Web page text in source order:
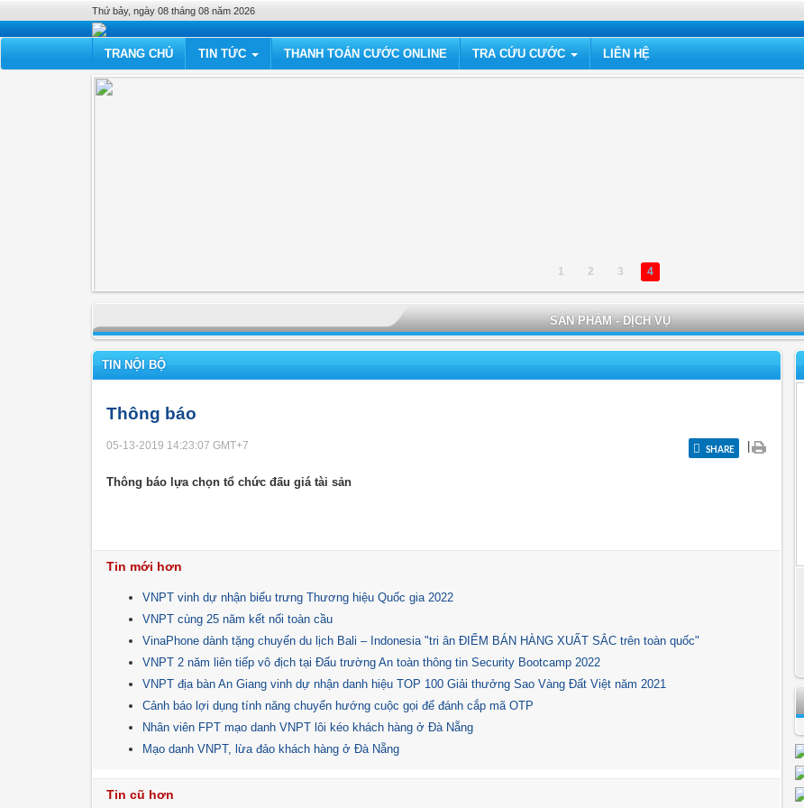
Thứ bảy, ngày 08 tháng 08 năm 2026
TRANG CHỦ TIN TỨC THANH TOÁN CƯỚC ONLINE TRA CỨU CƯỚC LIÊN HỆ
1 2 3 4
SẢN PHẨM - DỊCH VỤ
TIN NỘI BỘ
Thông báo
05-13-2019 14:23:07 GMT+7 SHARE
Thông báo lựa chọn tổ chức đấu giá tài sản
Tin mới hơn
VNPT vinh dự nhận biểu trưng Thương hiệu Quốc gia 2022
VNPT cùng 25 năm kết nối toàn cầu
VinaPhone dành tặng chuyến du lịch Bali – Indonesia "tri ân ĐIỂM BÁN HÀNG XUẤT SẮC trên toàn quốc"
VNPT 2 năm liên tiếp vô địch tại Đấu trường An toàn thông tin Security Bootcamp 2022
VNPT địa bàn An Giang vinh dự nhận danh hiệu TOP 100 Giải thưởng Sao Vàng Đất Việt năm 2021
Cảnh báo lợi dụng tính năng chuyển hướng cuộc gọi để đánh cắp mã OTP
Nhân viên FPT mạo danh VNPT lôi kéo khách hàng ở Đà Nẵng
Mạo danh VNPT, lừa đảo khách hàng ở Đà Nẵng
Tin cũ hơn